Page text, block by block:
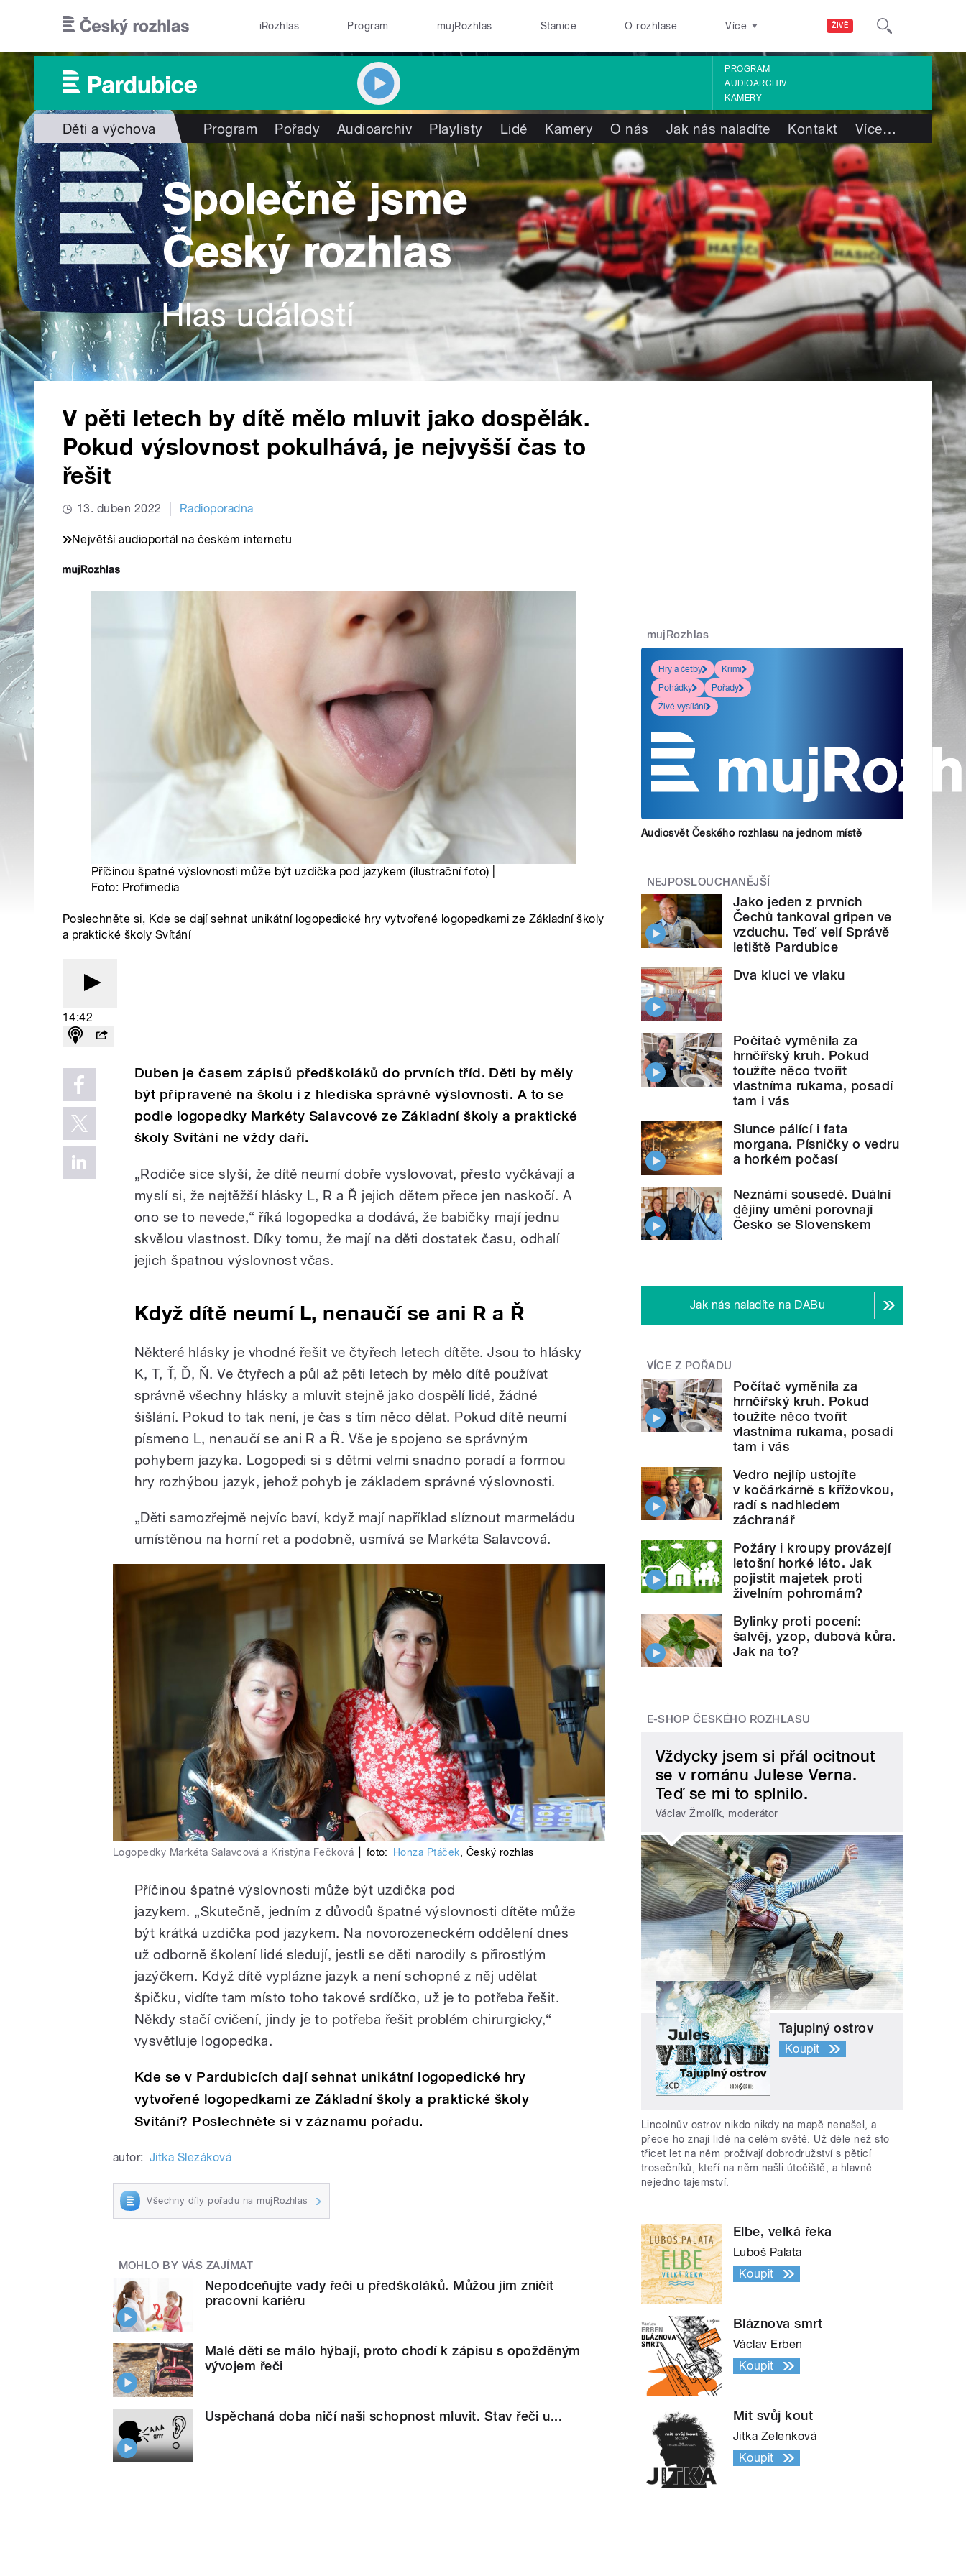
ŽIVĚ
iRozhlas Program mujRozhlas Stanice O rozhlase Více
PROGRAM
AUDIOARCHIV
KAMERY
Děti a výchova Program Pořady Audioarchiv Playlisty Lidé Kamery O nás Jak nás naladíte Kontakt Více…
V pěti letech by dítě mělo mluvit jako dospělák.
Pokud výslovnost pokulhává, je nejvyšší čas to
řešit
13. duben 2022 Radioporadna
Největší audioportál na českém internetu
Příčinou špatné výslovnosti může být uzdička pod jazykem (ilustrační foto) |
Foto: Profimedia
Poslechněte si, Kde se dají sehnat unikátní logopedické hry vytvořené logopedkami ze Základní školy
a praktické školy Svítání
14:42
Duben je časem zápisů předškoláků do prvních tříd. Děti by měly
být připravené na školu i z hlediska správné výslovnosti. A to se
podle logopedky Markéty Salavcové ze Základní školy a praktické
školy Svítání ne vždy daří.
„Rodiče sice slyší, že dítě neumí dobře vyslovovat, přesto vyčkávají a
myslí si, že nejtěžší hlásky L, R a Ř jejich dětem přece jen naskočí. A
ono se to nevede,“ říká logopedka a dodává, že babičky mají jednu
skvělou vlastnost. Díky tomu, že mají na děti dostatek času, odhalí
jejich špatnou výslovnost včas.
Když dítě neumí L, nenaučí se ani R a Ř
Některé hlásky je vhodné řešit ve čtyřech letech dítěte. Jsou to hlásky
K, T, Ť, Ď, Ň. Ve čtyřech a půl až pěti letech by mělo dítě používat
správně všechny hlásky a mluvit stejně jako dospělí lidé, žádné
šišlání. Pokud to tak není, je čas s tím něco dělat. Pokud dítě neumí
písmeno L, nenaučí se ani R a Ř. Vše je spojeno se správným
pohybem jazyka. Logopedi si s dětmi velmi snadno poradí a formou
hry rozhýbou jazyk, jehož pohyb je základem správné výslovnosti.
„Děti samozřejmě nejvíc baví, když mají například slíznout marmeládu
umístěnou na horní ret a podobně, usmívá se Markéta Salavcová.
Logopedky Markéta Salavcová a Kristýna Fečková foto: Honza Ptáček, Český rozhlas
Příčinou špatné výslovnosti může být uzdička pod
jazykem. „Skutečně, jedním z důvodů špatné výslovnosti dítěte může
být krátká uzdička pod jazykem. Na novorozeneckém oddělení dnes
už odborně školení lidé sledují, jestli se děti narodily s přirostlým
jazýčkem. Když dítě vyplázne jazyk a není schopné z něj udělat
špičku, vidíte tam místo toho takové srdíčko, už je to potřeba řešit.
Někdy stačí cvičení, jindy je to potřeba řešit problém chirurgicky,“
vysvětluje logopedka.
Kde se v Pardubicích dají sehnat unikátní logopedické hry
vytvořené logopedkami ze Základní školy a praktické školy
Svítání? Poslechněte si v záznamu pořadu.
autor: Jitka Slezáková
Všechny díly pořadu na mujRozhlas
MOHLO BY VÁS ZAJÍMAT
Nepodceňujte vady řeči u předškoláků. Můžou jim zničit
pracovní kariéru
Malé děti se málo hýbají, proto chodí k zápisu s opožděným
vývojem řeči
Uspěchaná doba ničí naši schopnost mluvit. Stav řeči u...
mujRozhlas
Hry a četby
Krimi
Pohádky
Pořady
Živé vysílání
Audiosvět Českého rozhlasu na jednom místě
NEJPOSLOUCHANĚJŠÍ
Jako jeden z prvních
Čechů tankoval gripen ve
vzduchu. Teď velí Správě
letiště Pardubice
Dva kluci ve vlaku
Počítač vyměnila za
hrnčířský kruh. Pokud
toužíte něco tvořit
vlastníma rukama, posadí
tam i vás
Slunce pálící i fata
morgana. Písničky o vedru
a horkém počasí
Neznámí sousedé. Duální
dějiny umění porovnají
Česko se Slovenskem
Jak nás naladíte na DABu
VÍCE Z POŘADU
Počítač vyměnila za
hrnčířský kruh. Pokud
toužíte něco tvořit
vlastníma rukama, posadí
tam i vás
Vedro nejlíp ustojíte
v kočárkárně s křížovkou,
radí s nadhledem
záchranář
Požáry i kroupy provázejí
letošní horké léto. Jak
pojistit majetek proti
živelním pohromám?
Bylinky proti pocení:
šalvěj, yzop, dubová kůra.
Jak na to?
E-SHOP ČESKÉHO ROZHLASU
Vždycky jsem si přál ocitnout
se v románu Julese Verna.
Teď se mi to splnilo.
Václav Žmolík, moderátor
Tajuplný ostrov
Koupit
Lincolnův ostrov nikdo nikdy na mapě nenašel, a
přece ho znají lidé na celém světě. Už déle než sto
třicet let na něm prožívají dobrodružství s pěticí
trosečníků, kteří na něm našli útočiště, a hlavně
nejedno tajemství.
Elbe, velká řeka
Luboš Palata
Koupit
Bláznova smrt
Václav Erben
Koupit
Mít svůj kout
Jitka Zelenková
Koupit